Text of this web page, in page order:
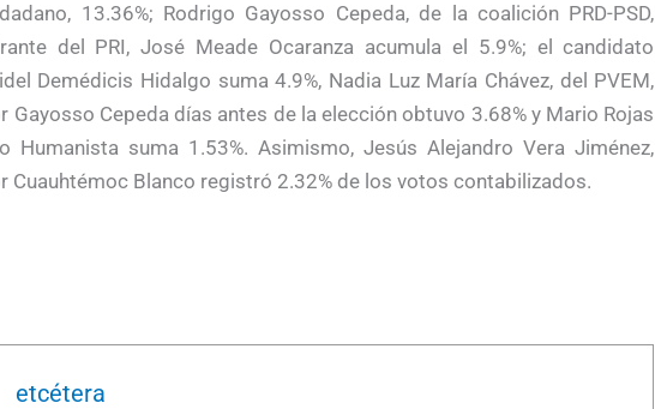
13.36%; Rodrigo Gayosso Cepeda, de la coalición PRD-PSD,
del PRI, José Meade Ocaranza acumula el 5.9%; el candidato
Demédicis Hidalgo suma 4.9%, Nadia Luz María Chávez, del PVEM,
Gayosso Cepeda días antes de la elección obtuvo 3.68% y Mario Rojas
Humanista suma 1.53%. Asimismo, Jesús Alejandro Vera Jiménez,
Cuauhtémoc Blanco registró 2.32% de los votos contabilizados.
etcétera